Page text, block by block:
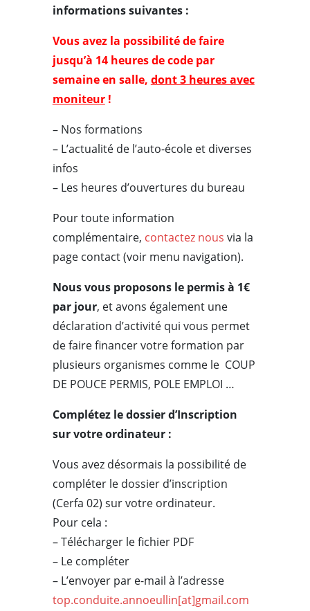
informations suivantes :
Vous avez la possibilité de faire
jusqu’à 14 heures de code par
semaine en salle, dont 3 heures avec
moniteur!
– Nos formations
– L’actualité de l’auto-école et diverses
infos
– Les heures d’ouvertures du bureau
Pour toute information
complémentaire, contactez nous via la
page contact (voir menu navigation).
Nous vous proposons le permis à 1€
par jour, et avons également une
déclaration d’activité qui vous permet
de faire financer votre formation par
plusieurs organismes comme le COUP
DE POUCE PERMIS, POLE EMPLOI …
Complétez le dossier d’Inscription
sur votre ordinateur :
Vous avez désormais la possibilité de
compléter le dossier d’inscription
(Cerfa 02) sur votre ordinateur.
Pour cela :
– Télécharger le fichier PDF
– Le compléter
– L’envoyer par e-mail à l’adresse
top.conduite.annoeullin[at]gmail.com